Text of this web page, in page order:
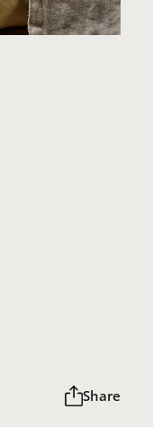
Share